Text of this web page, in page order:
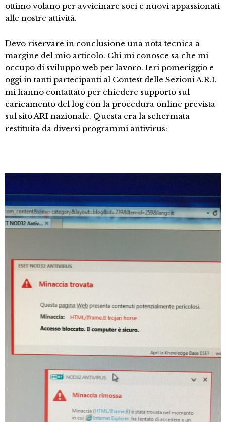
ottimo volano per avvicinare soci e nuovi appassionati
alle nostre attività.
Devo riservare in conclusione una nota tecnica a
margine del mio articolo. Chi mi conosce sa che mi
occupo di sviluppo web per lavoro. Ieri pomeriggio e
oggi in tanti partecipanti al Contest delle Sezioni A.R.I.
mi hanno contattato per chiedere supporto sul
caricamento del log con la procedura online prevista
sul sito ARI nazionale. Questa era la schermata
restituita da diversi programmi antivirus: